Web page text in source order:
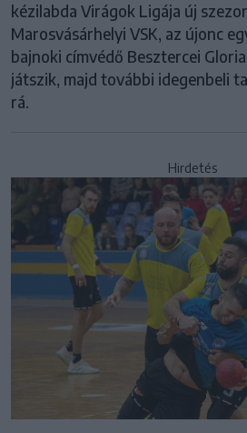
kézilabda Virágok Ligája új
Marosvásárhelyi VSK, az újonc
bajnoki címvédő Besztercei
játszik, majd további idegenbeli
rá.
Hirdetés